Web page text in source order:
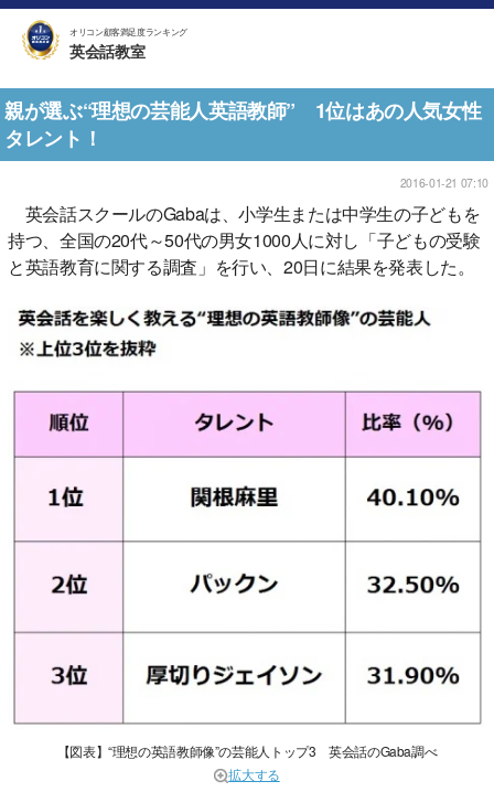
オリコン顧客満足度ランキング
英会話教室
親が選ぶ“理想の芸能人英語教師” 1位はあの人気女性
タレント！
2016-01-21 07:10
英会話スクールのGabaは、小学生または中学生の子どもを
持つ、全国の20代～50代の男女1000人に対し「子どもの受験
と英語教育に関する調査」を行い、20日に結果を発表した。
【図表】“理想の英語教師像”の芸能人トップ3 英会話のGaba調べ
拡大する